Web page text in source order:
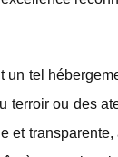
tel
terroir ou des
et transparente,